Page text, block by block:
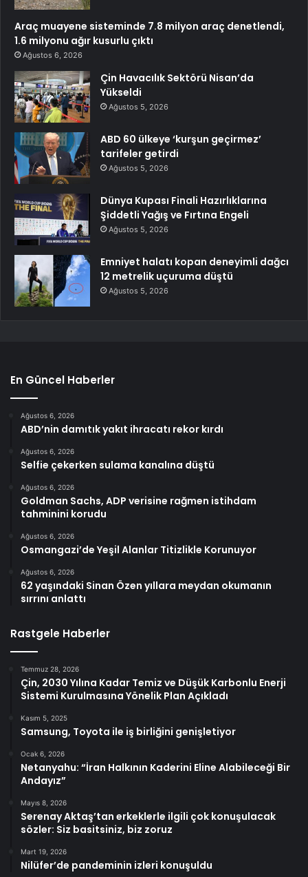
Araç muayene sisteminde 7.8 milyon araç denetlendi,
1.6 milyonu ağır kusurlu çıktı
Ağustos 6, 2026
Çin Havacılık Sektörü Nisan’da
Yükseldi
Ağustos 5, 2026
ABD 60 ülkeye ‘kurşun geçirmez’
tarifeler getirdi
Ağustos 5, 2026
Dünya Kupası Finali Hazırlıklarına
Şiddetli Yağış ve Fırtına Engeli
Ağustos 5, 2026
Emniyet halatı kopan deneyimli dağcı
12 metrelik uçuruma düştü
Ağustos 5, 2026
En Güncel Haberler
Ağustos 6, 2026
ABD’nin damıtık yakıt ihracatı rekor kırdı
Ağustos 6, 2026
Selfie çekerken sulama kanalına düştü
Ağustos 6, 2026
Goldman Sachs, ADP verisine rağmen istihdam
tahminini korudu
Ağustos 6, 2026
Osmangazi’de Yeşil Alanlar Titizlikle Korunuyor
Ağustos 6, 2026
62 yaşındaki Sinan Özen yıllara meydan okumanın
sırrını anlattı
Rastgele Haberler
Temmuz 28, 2026
Çin, 2030 Yılına Kadar Temiz ve Düşük Karbonlu Enerji
Sistemi Kurulmasına Yönelik Plan Açıkladı
Kasım 5, 2025
Samsung, Toyota ile iş birliğini genişletiyor
Ocak 6, 2026
Netanyahu: “İran Halkının Kaderini Eline Alabileceği Bir
Andayız”
Mayıs 8, 2026
Serenay Aktaş’tan erkeklerle ilgili çok konuşulacak
sözler: Siz basitsiniz, biz zoruz
Mart 19, 2026
Nilüfer’de pandeminin izleri konuşuldu